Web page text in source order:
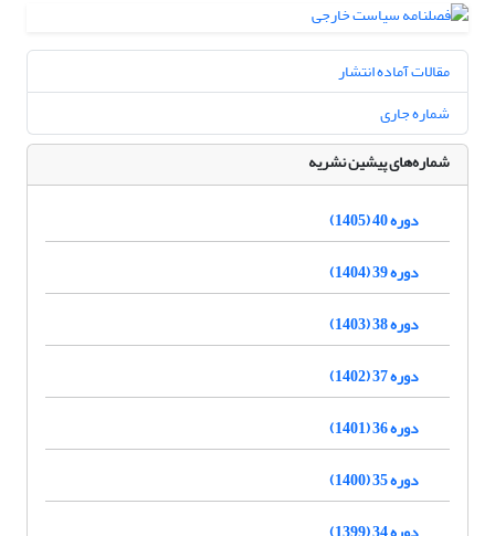
مقالات آماده انتشار
شماره جاری
شماره‌های پیشین نشریه
دوره 40 (1405)
دوره 39 (1404)
دوره 38 (1403)
دوره 37 (1402)
دوره 36 (1401)
دوره 35 (1400)